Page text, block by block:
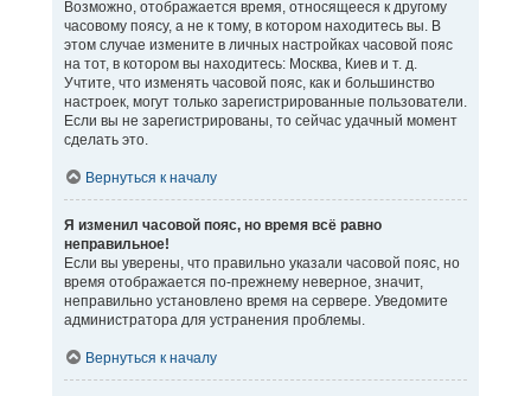
Возможно, отображается время, относящееся к другому
часовому поясу, а не к тому, в котором находитесь вы. В
этом случае измените в личных настройках часовой пояс
на тот, в котором вы находитесь: Москва, Киев и т. д.
Учтите, что изменять часовой пояс, как и большинство
настроек, могут только зарегистрированные пользователи.
Если вы не зарегистрированы, то сейчас удачный момент
сделать это.
Вернуться к началу
Я изменил часовой пояс, но время всё равно
неправильное!
Если вы уверены, что правильно указали часовой пояс, но
время отображается по-прежнему неверное, значит,
неправильно установлено время на сервере. Уведомите
администратора для устранения проблемы.
Вернуться к началу